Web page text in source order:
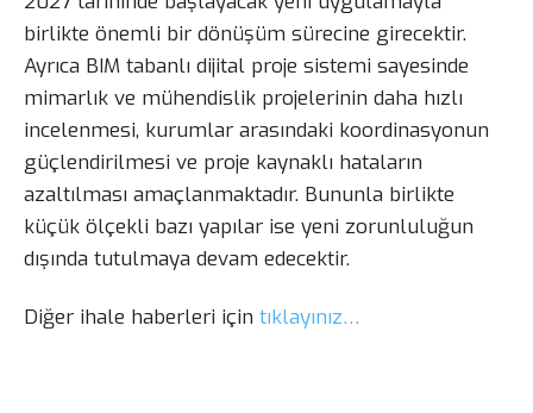
birlikte önemli bir dönüşüm sürecine girecektir.
Ayrıca BIM tabanlı dijital proje sistemi sayesinde
mimarlık ve mühendislik projelerinin daha hızlı
incelenmesi, kurumlar arasındaki koordinasyonun
güçlendirilmesi ve proje kaynaklı hataların
azaltılması amaçlanmaktadır. Bununla birlikte
küçük ölçekli bazı yapılar ise yeni zorunluluğun
dışında tutulmaya devam edecektir.
Diğer ihale haberleri için tıklayınız…